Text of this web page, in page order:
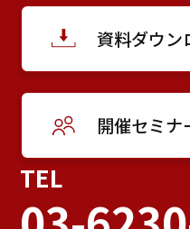
資料ダウン
開催セミナ
TEL